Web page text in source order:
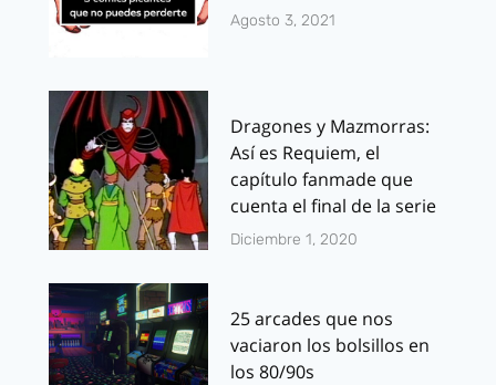
Agosto 3, 2021
Dragones y Mazmorras:
Así es Requiem, el
capítulo fanmade que
cuenta el final de la serie
Diciembre 1, 2020
25 arcades que nos
vaciaron los bolsillos en
los 80/90s